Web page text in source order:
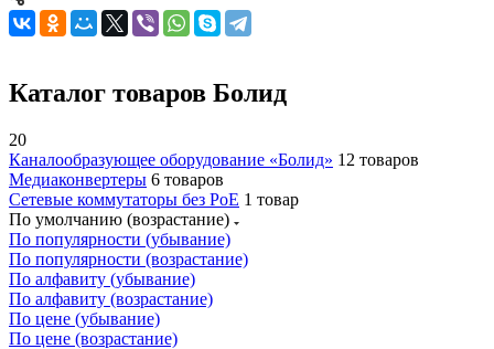
Каталог товаров Болид
20
Каналообразующее оборудование «Болид» 12 товаров
Медиаконвертеры 6 товаров
Сетевые коммутаторы без PoE 1 товар
По умолчанию (возрастание)
По популярности (убывание)
По популярности (возрастание)
По алфавиту (убывание)
По алфавиту (возрастание)
По цене (убывание)
По цене (возрастание)